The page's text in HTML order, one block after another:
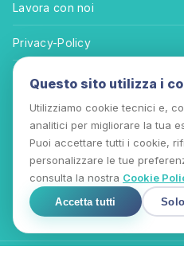
Lavora con noi
Privacy-Policy
Termini e Condizioni
ACCREDITAMENTI
Questo sito utilizza i
Utilizziamo cookie tecnici e,
analitici per migliorare la tua
Puoi accettare tutti i cookie,
personalizzare le tue
consulta la nostra Cookie
Accetta tutti